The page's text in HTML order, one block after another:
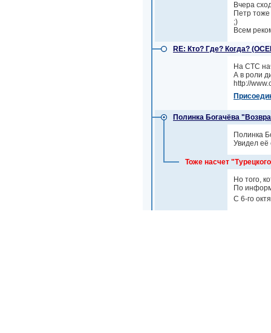
Вчера
Петр
;)
Всем
RE: Кто? Где? Когда?
На СТС
А в роли
http://
Полинка Богачёва
Полинка
Увидел её
Тоже насчет
Но того,
По
С 6-го